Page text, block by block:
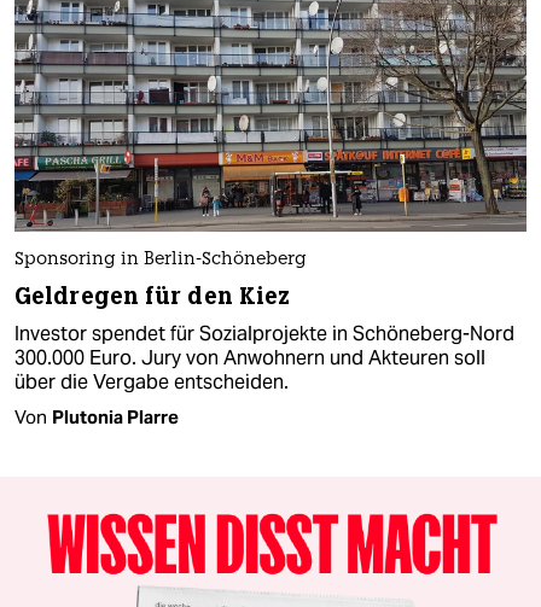
Sponsoring in Berlin-Schöneberg
Geldregen für den Kiez
Investor spendet für Sozialprojekte in Schöneberg-Nord
300.000 Euro. Jury von Anwohnern und Akteuren soll
über die Vergabe entscheiden.
Von Plutonia Plarre